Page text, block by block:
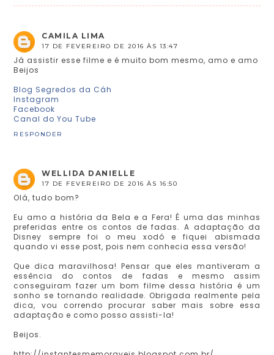
CAMILA LIMA
17 DE FEVEREIRO DE 2016 ÀS 13:47
Já assistir esse filme e é muito bom mesmo, amo e amo
Beijos
Blog Segredos da Cáh
Instagram
Facebook
Canal do You Tube
RESPONDER
WELLIDA DANIELLE
17 DE FEVEREIRO DE 2016 ÀS 16:50
Olá, tudo bom?
Eu amo a história da Bela e a Fera! É uma das minhas
preferidas entre os contos de fadas. A adaptação da
Disney sempre foi o meu xodó e fiquei abismada
quando vi esse post, pois nem conhecia essa versão!
Que dica maravilhosa! Pensar que eles mantiveram a
essência do contos de fadas e mesmo assim
conseguiram fazer um bom filme dessa história é um
sonho se tornando realidade. Obrigada realmente pela
dica, vou correndo procurar saber mais sobre essa
adaptação e como posso assisti-la!
Beijos.